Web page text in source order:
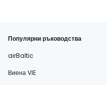
Популярни ръководства
airBaltic
Виена VIE